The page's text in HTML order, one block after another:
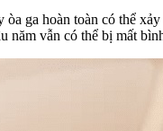
òa ga hoàn toàn có thể
vẫn có thể bị mất